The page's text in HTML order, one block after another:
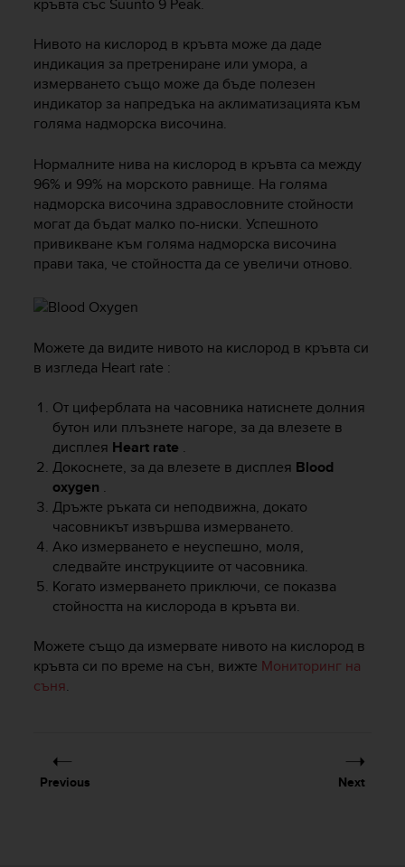
Нивото на кислород в кръвта може да даде
индикация за претрениране или умора, а
измерването също може да бъде полезен
индикатор за напредъка на аклиматизацията към
голяма надморска височина.
Нормалните нива на кислород в кръвта са между
96% и 99% на морското равнище. На голяма
надморска височина здравословните стойности
могат да бъдат малко по-ниски. Успешното
привикване към голяма надморска височина
прави така, че стойността да се увеличи отново.
Можете да видите нивото на кислород в кръвта си
в изгледа Heart rate :
От циферблата на часовника натиснете долния
бутон или плъзнете нагоре, за да влезете в
дисплея Heart rate .
Докоснете, за да влезете в дисплея Blood
oxygen .
Дръжте ръката си неподвижна, докато
часовникът извършва измерването.
Ако измерването е неуспешно, моля,
следвайте инструкциите от часовника.
Когато измерването приключи, се показва
стойността на кислорода в кръвта ви.
Можете също да измервате нивото на кислород в
кръвта си по време на сън, вижте Мониторинг на
съня.
Previous Next